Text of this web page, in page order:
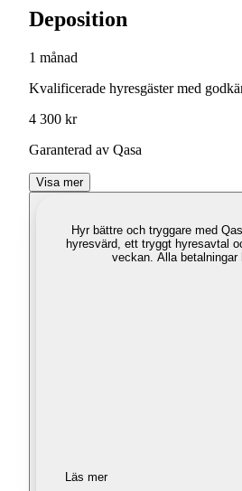
Deposition
1 månad
Kvalificerade hyresgäster med
4 300 kr
Garanterad av Qasa
Visa mer
Hyr bättre och tryggare med
hyresvärd, ett tryggt hyresavtal
veckan. Alla betalningar
Läs mer